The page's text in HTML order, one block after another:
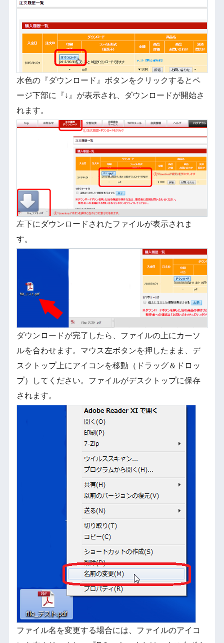
水色の『ダウンロード』ボタンをクリックするとペ
ージ下部に『↓』が表示され、ダウンロードが開始さ
れます。
左下にダウンロードされたファイルが表示されま
す。
ダウンロードが完了したら、ファイルの上にカーソ
ルを合わせます。マウス左ボタンを押したまま、デ
スクトップ上にアイコンを移動（ドラッグ＆ドロッ
プ）してください。ファイルがデスクトップに保存
されます。
ファイル名を変更する場合には、ファイルのアイコ